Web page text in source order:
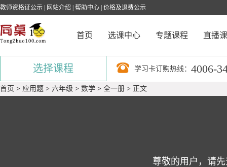
教师资格证公示 网站介绍 帮助中心 价格及退费公示
首页 选课中心 专题课程 直播
学习卡订购热线： 4006-
选择课程
首页 > 应用题 > 六年级 > 数学 > 全一册 > 正文
尊敬的用户，请